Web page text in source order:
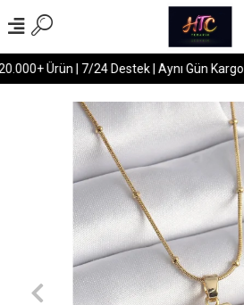
Ürün | 7/24 Destek | Aynı Gün Kargo